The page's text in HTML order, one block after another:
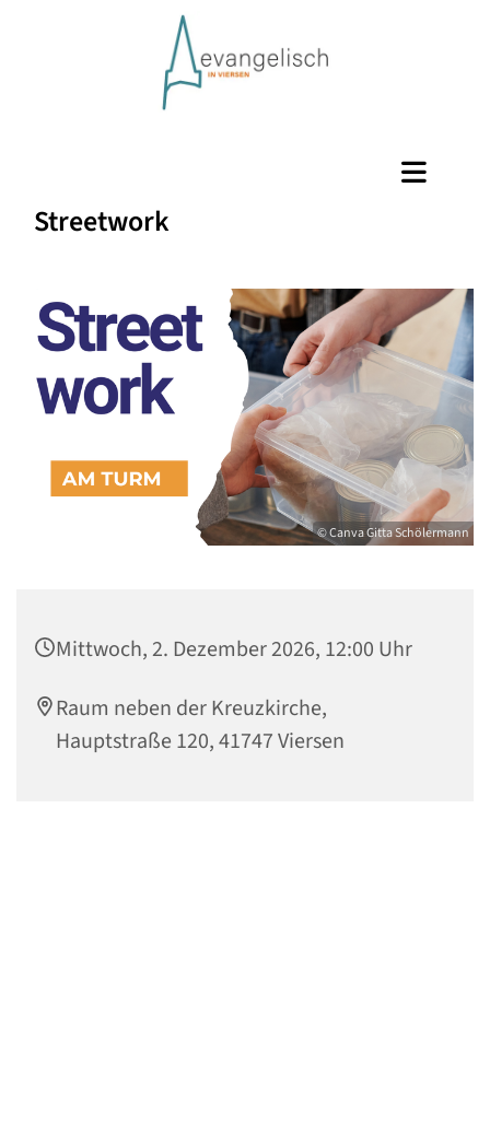
Streetwork
© Canva Gitta Schölermann
Mittwoch, 2. Dezember 2026, 12:00 Uhr
Raum neben der Kreuzkirche,
Hauptstraße 120, 41747 Viersen